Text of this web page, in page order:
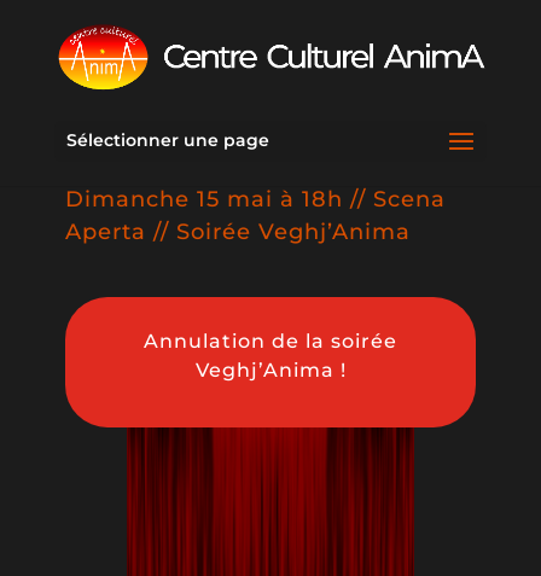
Sélectionner une page
Dimanche 15 mai à 18h // Scena
Aperta // Soirée Veghj’Anima
Annulation de la soirée
Veghj’Anima !